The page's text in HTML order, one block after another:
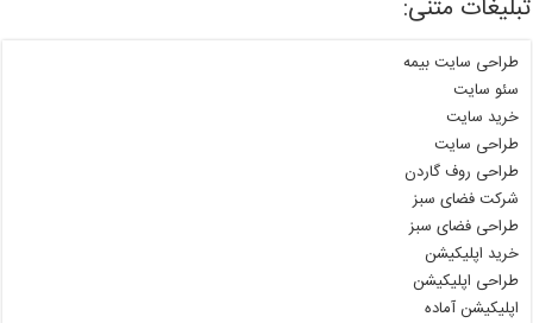
تبلیغات متنی:
طراحی سایت بیمه
سئو سایت
خرید سایت
طراحی سایت
طراحی روف گاردن
شرکت فضای سبز
طراحی فضای سبز
خرید اپلیکیشن
طراحی اپلیکیشن
اپلیکیشن آماده